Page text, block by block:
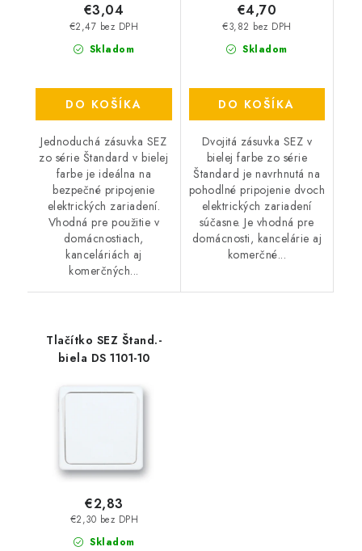
Skladom
€2,47 bez DPH
€3,04
DO KOŠÍKA
Jednoduchá zásuvka SEZ
zo série Štandard v bielej
farbe je ideálna na
bezpečné pripojenie
elektrických zariadení.
Vhodná pre použitie v
domácnostiach,
kanceláriách aj
komerčných...
Skladom
€3,82 bez DPH
€4,70
DO KOŠÍKA
Dvojitá zásuvka SEZ v
bielej farbe zo série
Štandard je navrhnutá na
pohodlné pripojenie dvoch
elektrických zariadení
súčasne. Je vhodná pre
domácnosti, kancelárie aj
komerčné...
Tlačítko SEZ Štand.-
biela DS 1101-10
Skladom
€2,30 bez DPH
€2,83